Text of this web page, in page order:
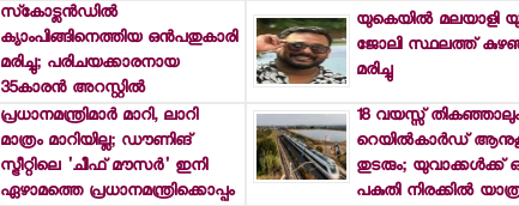
സ്‌കോട്ലന്‍ഡില്‍
ക്യാംപിങ്ങിനെത്തിയ ഒന്‍പതുകാരി
മരിച്ചു; പരിചയക്കാരനായ
35കാരന്‍ അറസ്റ്റില്‍
യുകെയില്‍ മലയാളി
ജോലി സ്ഥലത്ത്
മരിച്ചു
പ്രധാനമന്ത്രിമാര്‍ മാറി, ലാറി
മാത്രം മാറിയില്ല; ഡൗണിങ്
സ്ട്രീറ്റിലെ 'ചീഫ് മൗസര്‍' ഇനി
ഏഴാമത്തെ പ്രധാനമന്ത്രിക്കൊപ്പം
18 വയസ്സ് തികഞ്ഞാലും
റെയില്‍കാര്‍ഡ്
തുടരും; യുവാക്കള്‍ക്ക്
പകുതി നിരക്കില്‍